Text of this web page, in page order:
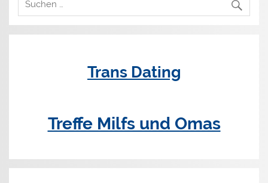
Trans Dating
Treffe Milfs und Omas